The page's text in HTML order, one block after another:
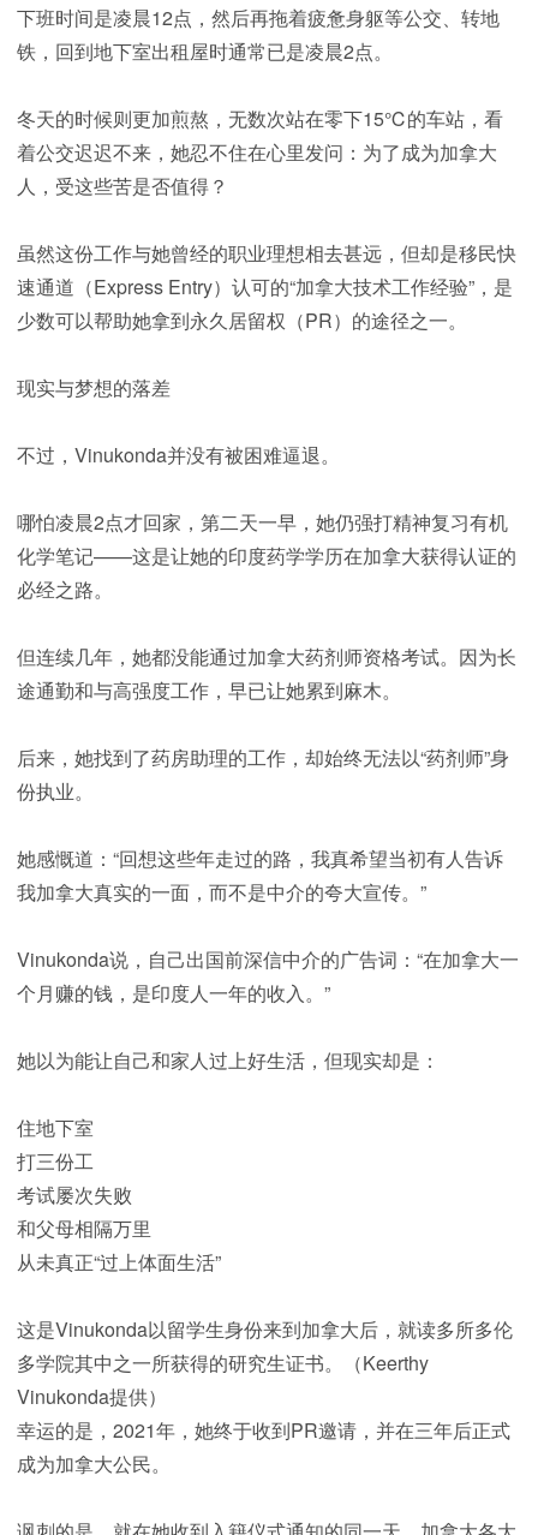
下班时间是凌晨12点，然后再拖着疲惫身躯等公交、转地
铁，回到地下室出租屋时通常已是凌晨2点。
冬天的时候则更加煎熬，无数次站在零下15℃的车站，看
着公交迟迟不来，她忍不住在心里发问：为了成为加拿大
人，受这些苦是否值得？
虽然这份工作与她曾经的职业理想相去甚远，但却是移民快
速通道（Express Entry）认可的“加拿大技术工作经验”，是
少数可以帮助她拿到永久居留权（PR）的途径之一。
现实与梦想的落差
不过，Vinukonda并没有被困难逼退。
哪怕凌晨2点才回家，第二天一早，她仍强打精神复习有机
化学笔记——这是让她的印度药学学历在加拿大获得认证的
必经之路。
但连续几年，她都没能通过加拿大药剂师资格考试。因为长
途通勤和与高强度工作，早已让她累到麻木。
后来，她找到了药房助理的工作，却始终无法以“药剂师”身
份执业。
她感慨道：“回想这些年走过的路，我真希望当初有人告诉
我加拿大真实的一面，而不是中介的夸大宣传。”
Vinukonda说，自己出国前深信中介的广告词：“在加拿大一
个月赚的钱，是印度人一年的收入。”
她以为能让自己和家人过上好生活，但现实却是：
住地下室
打三份工
考试屡次失败
和父母相隔万里
从未真正“过上体面生活”
这是Vinukonda以留学生身份来到加拿大后，就读多所多伦
多学院其中之一所获得的研究生证书。（Keerthy
Vinukonda提供）
幸运的是，2021年，她终于收到PR邀请，并在三年后正式
成为加拿大公民。